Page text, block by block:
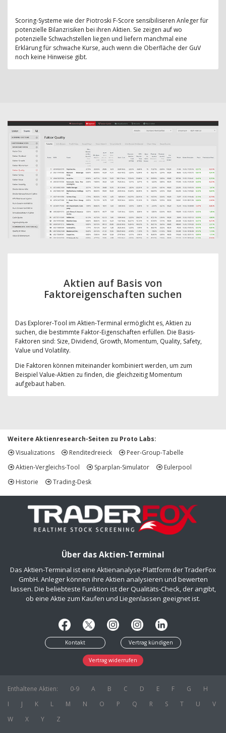
Scoring-Systeme wie der Piotroski F-Score sensibiliseren Anleger für
potenzielle Bilanzrisiken bei ihren Aktien. Sie zeigen auf wo
potenzielle Schwachstellen liegen und liefern manchmal eine
Erklärung für schwache Kurse, auch wenn die Oberfläche der GuV
noch keine Hinweise gibt.
Aktien auf Basis von
Faktoreigenschaften suchen
Das Explorer-Tool im Aktien-Terminal ermöglicht es, Aktien zu
suchen, die bestimmte Faktor-Eigenschaften erfüllen. Die Basis-
Faktoren sind: Size, Dividend, Growth, Momentum, Quality, Safety,
Value und Volatility.
Die Faktoren können miteinander kombiniert werden, um zum
Beispiel Value-Aktien zu finden, die gleichzeitig Momentum
aufgebaut haben.
Weitere Aktienresearch-Seiten zu Proto Labs:
Visualizations
Renditedreieck
Peer-Group-Tabelle
Aktien-Vergleichs-Tool
Sparplan-Simulator
Eulerpool
Historie
Trading-Desk
Über das Aktien-Terminal
Das Aktien-Terminal ist eine Aktienanalyse-Plattform der TraderFox
GmbH. Anleger können ihre Aktien analysieren und bewerten
lassen. Die beliebteste Funktion ist der Qualitäts-Check, der angibt,
ob eine Aktie zum Kaufen und Liegenlassen geeignet ist.
Kontakt Vertrag kündigen
Vertrag widerrufen
Enthaltene Aktien: 0-9 A B C D E F G
H
I
J K L M N O P Q R S T U
V
W
X Y Z